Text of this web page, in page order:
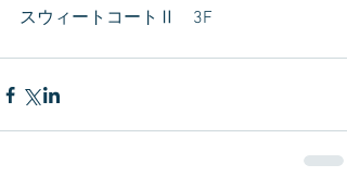
スウィートコートⅡ　3F